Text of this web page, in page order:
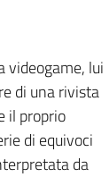
videogame, lui
di una rivista
il proprio
di equivoci
da